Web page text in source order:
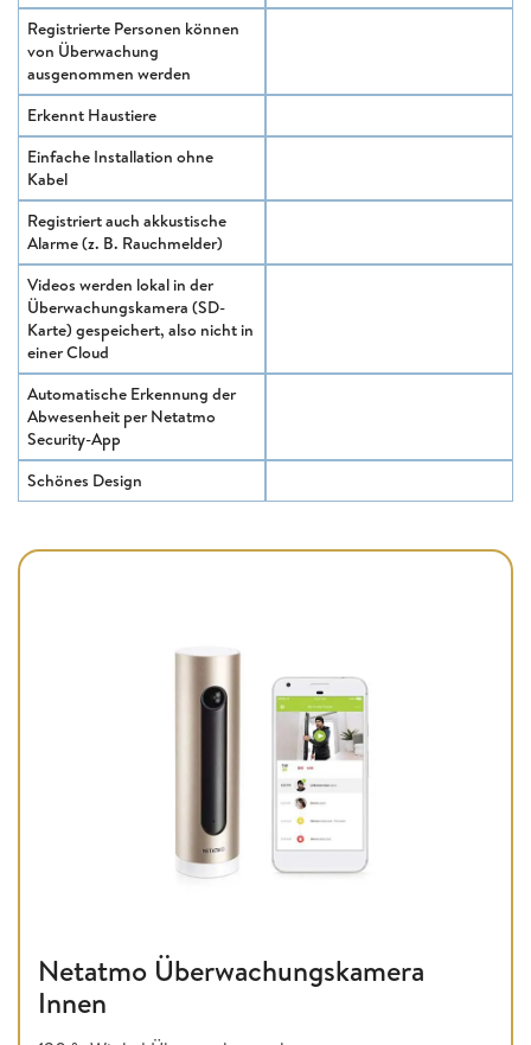
Registrierte Personen können
von Überwachung
ausgenommen werden
Erkennt Haustiere
Einfache Installation ohne
Kabel
Registriert auch akkustische
Alarme (z. B. Rauchmelder)
Videos werden lokal in der
Überwachungskamera (SD-
Karte) gespeichert, also nicht in
einer Cloud
Automatische Erkennung der
Abwesenheit per Netatmo
Security-App
Schönes Design
Netatmo Überwachungskamera
Innen